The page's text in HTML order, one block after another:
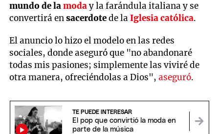
mundo de lamoday la farándula italiana y se
convertirá ensacerdotede laIglesia católica.
El anuncio lo hizo el modelo en las redes
sociales, donde aseguró que "no abandonaré
todas mis pasiones; simplemente las viviré de
otra manera, ofreciéndolas a Dios",aseguró.
TE PUEDE INTERESAR
El pop que convirtió la moda en
parte de la música